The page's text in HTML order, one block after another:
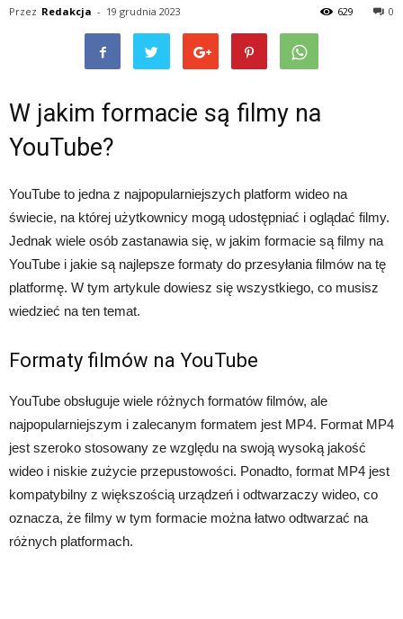
Przez Redakcja - 19 grudnia 2023 0
629
W jakim formacie są filmy na
YouTube?
YouTube to jedna z najpopularniejszych platform wideo na
świecie, na której użytkownicy mogą udostępniać i oglądać filmy.
Jednak wiele osób zastanawia się, w jakim formacie są filmy na
YouTube i jakie są najlepsze formaty do przesyłania filmów na tę
platformę. W tym artykule dowiesz się wszystkiego, co musisz
wiedzieć na ten temat.
Formaty filmów na YouTube
YouTube obsługuje wiele różnych formatów filmów, ale
najpopularniejszym i zalecanym formatem jest MP4. Format MP4
jest szeroko stosowany ze względu na swoją wysoką jakość
wideo i niskie zużycie przepustowości. Ponadto, format MP4 jest
kompatybilny z większością urządzeń i odtwarzaczy wideo, co
oznacza, że filmy w tym formacie można łatwo odtwarzać na
różnych platformach.